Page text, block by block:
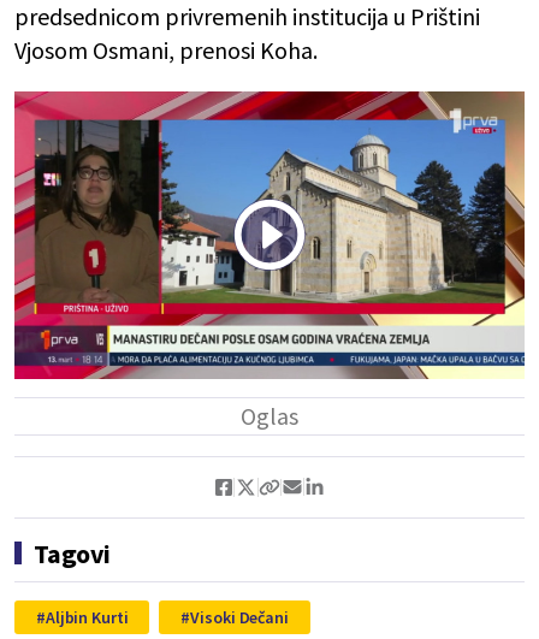
predsednicom privremenih institucija u Prištini
Vjosom Osmani, prenosi Koha.
Play
Tagovi
Aljbin Kurti Visoki Dečani